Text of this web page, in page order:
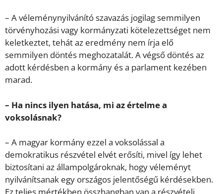
– A véleménynyilvánító szavazás jogilag semmilyen
törvényhozási vagy kormányzati kötelezettséget nem
keletkeztet, tehát az eredmény nem írja elő
semmilyen döntés meghozatalát. A végső döntés az
adott kérdésben a kormány és a parlament kezében
marad.
– Ha nincs ilyen hatása, mi az értelme a
voksolásnak?
– A magyar kormány ezzel a voksolással a
demokratikus részvétel elvét erősíti, mivel így lehet
biztosítani az állampolgároknak, hogy véleményt
nyilvánítsanak egy országos jelentőségű kérdésekben.